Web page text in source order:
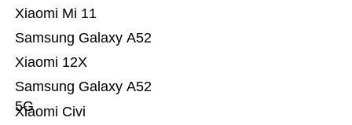
Xiaomi Civi
Samsung Galaxy A52
5G
Xiaomi 12X
Samsung Galaxy A52
Xiaomi Mi 11